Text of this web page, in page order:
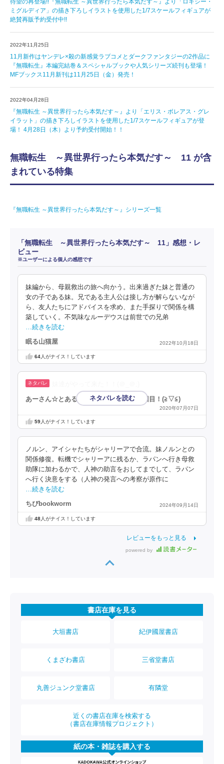
ミグルディア」の描き下ろしイラストを使用した1/7スケールフィギュアが
絶賛再販予約受付中!!
2022年11月25日
11月新作はヤンデレ×殺の新感覚ラブコメとダークファンタジーの2作品に
『無職転生』本編完結巻＆スペシャルブックや人気シリーズ続刊も登場！
MFブックス11月新刊は11月25日（金）発売！
2022年04月28日
『無職転生 ～異世界行ったら本気だす～』より「エリス・ボレアス・グレ
イラット」の描き下ろしイラストを使用した1/7スケールフィギュアが登
場！ 4月28日（木）より予約受付開始！！
無職転生 ～異世界行ったら本気だす～ 11 が含
まれている特集
『無職転生 ～異世界行ったら本気だす～』シリーズ一覧
「無職転生 ～異世界行ったら本気だす～ 11」感想・レ
ビュー
※ユーザーによる個人の感想です
妹編から、母親救出の旅へ向かう。出来過ぎた妹と普通の
女の子である妹。兄である主人公は接し方が解らないなが
ら、友人たちにアドバイスを求め、また手探りで関係を構
築していく。不気味なルーデウスは前世での兄弟
…続きを読む
眠る山猫屋 2022年10月18日
64人がナイス！しています
あーさん☆とある漫画アプリの審査員３回目！(⁠≧⁠▽⁠≦⁠)
2020年07月07日
59人がナイス！しています
ノルン、アイシャたちがシャリーアで合流。妹ノルンとの
関係修復。転機でシャリーアに残るか、ラパンへ行き母救
助隊に加わるかで、人神の助言をおしてまでして、ラパン
へ行く決意をする（人神の発言への考察が原作に
…続きを読む
ちびbookworm 2024年09月14日
48人がナイス！しています
レビューをもっと見る
powered by
書店在庫を見る
大垣書店 紀伊國屋書店
くまざわ書店 三省堂書店
丸善ジュンク堂書店 有隣堂
近くの書店在庫を検索する
（書店在庫情報プロジェクト）
紙の本・雑誌を購入する